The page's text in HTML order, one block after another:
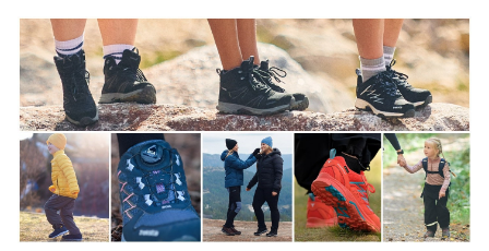
Kundeservice
Kontakt oss
Konkurransevinnere
Kundeklubb
Våre butikker
Klima og miljø
Etisk handel
Dyreetikk
1% til samfunnet
Inkludering
Materialer
Trelagsprinsippet barn
Alt du trenger til Norgesferien
Dette trenger du til barnehagen
Gravidklær
Hvordan velge riktig turtøy?
Norgesferie 🇳🇴